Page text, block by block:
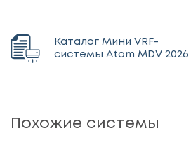
Каталог Мини VRF-
системы Atom MDV 2026
Похожие системы